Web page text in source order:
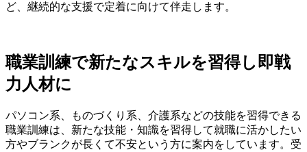
ど、継続的な支援で定着に向けて伴走します。
職業訓練で新たなスキルを習得し即戦
力人材に
パソコン系、ものづくり系、介護系などの技能を習得できる
職業訓練は、新たな技能・知識を習得して就職に活かしたい
方やブランクが長くて不安という方に案内をしています。受